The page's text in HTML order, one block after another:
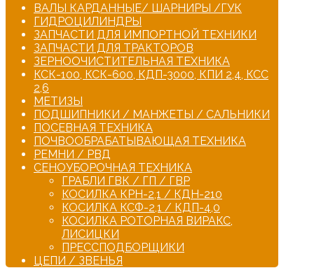
ВАЛЫ КАРДАННЫЕ/ ШАРНИРЫ /ГУК
ГИДРОЦИЛИНДРЫ
ЗАПЧАСТИ ДЛЯ ИМПОРТНОЙ ТЕХНИКИ
ЗАПЧАСТИ ДЛЯ ТРАКТОРОВ
ЗЕРНООЧИСТИТЕЛЬНАЯ ТЕХНИКА
КСК-100, КСК-600, КДП-3000, КПИ 2,4, КСС
2,6
МЕТИЗЫ
ПОДШИПНИКИ / МАНЖЕТЫ / САЛЬНИКИ
ПОСЕВНАЯ ТЕХНИКА
ПОЧВООБРАБАТЫВАЮЩАЯ ТЕХНИКА
РЕМНИ / РВД
СЕНОУБОРОЧНАЯ ТЕХНИКА
ГРАБЛИ ГВК / ГП / ГВР
КОСИЛКА КРН-2,1 / КДН-210
КОСИЛКА КСФ-2,1 / КДП-4,0
КОСИЛКА РОТОРНАЯ ВИРАКС,
ЛИСИЦКИ
ПРЕССПОДБОРЩИКИ
ЦЕПИ / ЗВЕНЬЯ